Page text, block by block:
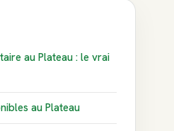
au Plateau : le vrai
au Plateau